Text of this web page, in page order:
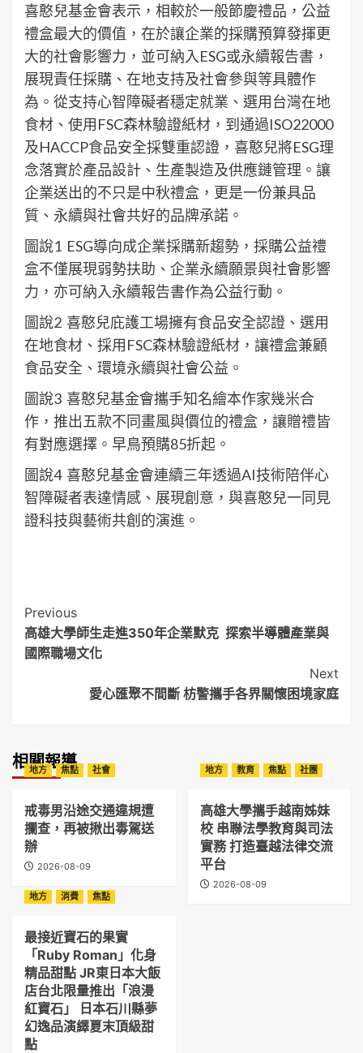
喜憨兒基金會表示，相較於一般節慶禮品，公益
禮盒最大的價值，在於讓企業的採購預算發揮更
大的社會影響力，並可納入ESG或永續報告書，
展現責任採購、在地支持及社會參與等具體作
為。從支持心智障礙者穩定就業、選用台灣在地
食材、使用FSC森林驗證紙材，到通過ISO22000
及HACCP食品安全採雙重認證，喜憨兒將ESG理
念落實於產品設計、生產製造及供應鏈管理。讓
企業送出的不只是中秋禮盒，更是一份兼具品
質、永續與社會共好的品牌承諾。
圖說1 ESG導向成企業採購新趨勢，採購公益禮
盒不僅展現弱勢扶助、企業永續願景與社會影響
力，亦可納入永續報告書作為公益行動。
圖說2 喜憨兒庇護工場擁有食品安全認證、選用
在地食材、採用FSC森林驗證紙材，讓禮盒兼顧
食品安全、環境永續與社會公益。
圖說3 喜憨兒基金會攜手知名繪本作家幾米合
作，推出五款不同畫風與價位的禮盒，讓贈禮皆
有對應選擇。早鳥預購85折起。
圖說4 喜憨兒基金會連續三年透過AI技術陪伴心
智障礙者表達情感、展現創意，與喜憨兒一同見
證科技與藝術共創的演進。
Post
Navigation
Previous
高雄大學師生走進350年企業默克 探索半導體產業與
國際職場文化
Next
愛心匯聚不間斷 枋警攜手各界關懷困境家庭
相關報導
地方 焦點 社會
戒毒男沿途交通違規遭
攔查，再被揪出毒駕送
辦
2026-08-09
地方 教育 焦點 社團
高雄大學攜手越南姊妹
校 串聯法學教育與司法
實務 打造臺越法律交流
平台
2026-08-09
地方
消費 焦點
最接近寶石的果實
「Ruby Roman」化身
精品甜點 JR東日本大飯
店台北限量推出「浪漫
紅寶石」 日本石川縣夢
幻逸品演繹夏末頂級甜
點